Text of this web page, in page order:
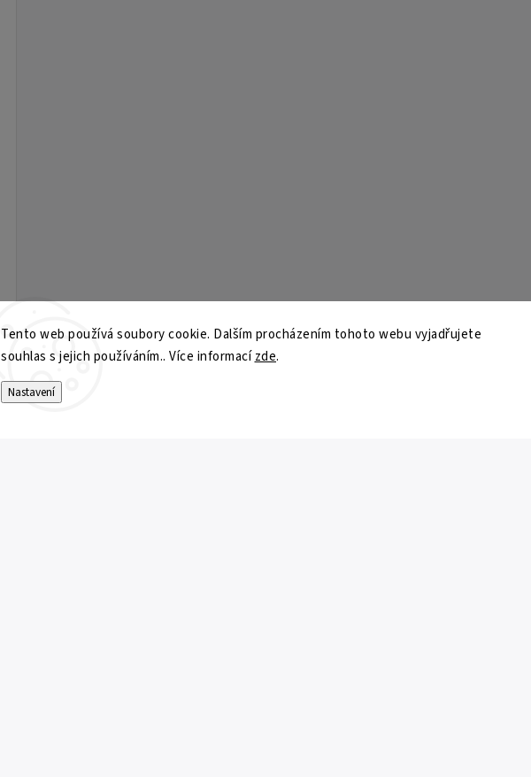
Tento web používá soubory cookie. Dalším procházením tohoto webu vyjadřujete
souhlas s jejich používáním.. Více informacízde.
Nastavení